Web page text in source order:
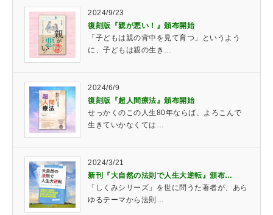
2024/9/23
復刻版『親が悪い！』頒布開始
「子どもは親の背中を見て育つ」というよう
に、子どもは親の生き…
2024/6/9
復刻版『超人間療法』頒布開始
せっかくのこの人生80年ならば、よろこんで
生きていかなくては…
2024/3/21
新刊『大自然の法則で人生大逆転』頒布…
「しくみシリーズ」を世に問うた著者が、あら
ゆるテーマから法則…